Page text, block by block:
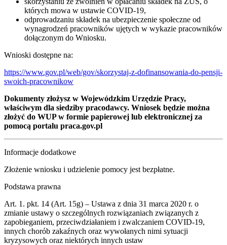
których mowa w ustawie COVID-19,
odprowadzaniu składek na ubezpieczenie społeczne od
wynagrodzeń pracowników ujętych w wykazie pracowników
dołączonym do Wniosku.
Wnioski dostępne na:
https://www.gov.pl/web/gov/skorzystaj-z-dofinansowania-do-pensji-
swoich-pracownikow
Dokumenty złożysz w Wojewódzkim Urzędzie Pracy,
właściwym dla siedziby pracodawcy. Wniosek będzie można
złożyć do WUP w formie papierowej lub elektronicznej za
pomocą portalu praca.gov.pl
Informacje dodatkowe
Złożenie wniosku i udzielenie pomocy jest bezpłatne.
Podstawa prawna
Art. 1. pkt. 14 (Art. 15g) – Ustawa z dnia 31 marca 2020 r. o
zmianie ustawy o szczególnych rozwiązaniach związanych z
zapobieganiem, przeciwdziałaniem i zwalczaniem COVID-19,
innych chorób zakaźnych oraz wywołanych nimi sytuacji
kryzysowych oraz niektórych innych ustaw